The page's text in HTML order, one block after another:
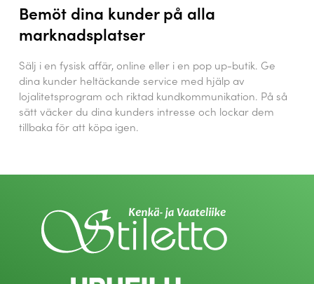
Bemöt dina kunder på alla
marknadsplatser
Sälj i en fysisk affär, online eller i en pop up-butik. Ge
dina kunder heltäckande service med hjälp av
lojalitetsprogram och riktad kundkommunikation. På så
sätt väcker du dina kunders intresse och lockar dem
tillbaka för att köpa igen.